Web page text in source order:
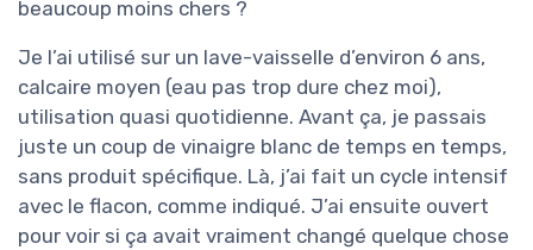
beaucoup moins chers ?
Je l’ai utilisé sur un lave-vaisselle d’environ 6 ans,
calcaire moyen (eau pas trop dure chez moi),
utilisation quasi quotidienne. Avant ça, je passais
juste un coup de vinaigre blanc de temps en temps,
sans produit spécifique. Là, j’ai fait un cycle intensif
avec le flacon, comme indiqué. J’ai ensuite ouvert
pour voir si ça avait vraiment changé quelque chose